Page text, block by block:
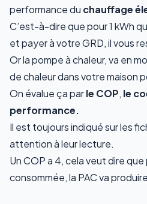
performance du chauffage
C’est-à-dire que pour 1 kWh
et payer à votre GRD, il vous
Or la pompe à chaleur, va en
de chaleur dans votre maison
On évalue ça parle COP, le
performance.
Il est toujours indiqué sur les
attention à leur lecture.
Un COP a 4, cela veut dire
consommée, la PAC va